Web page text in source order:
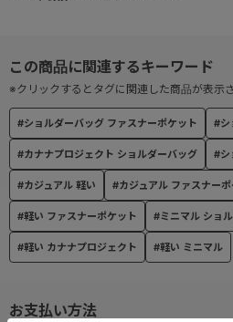
→鍵が取り付けられるフック付き
【外装ポケット】
・フロントポケット×1
→フロントポケットの中には更にクッ
ケット×1
・背面ポケット×1
お支払い方法
#ショルダーバッグ ファスナーポケット #シ
#カナナプロジェクト ショルダーバッグ #シ
#カジュアル 軽い #カジュアル ファスナーポ
#軽い ファスナーポケット #ミニマル ショ
#軽い カナナプロジェクト #軽い ミニマル
※クリックするとタグに関連した商品が表示さ